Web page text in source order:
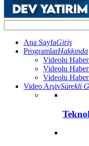
Ana SayfaGiriş
ProgramlarHakkında
Videolu
Videolu
Videolu
Video ArşivSürekli